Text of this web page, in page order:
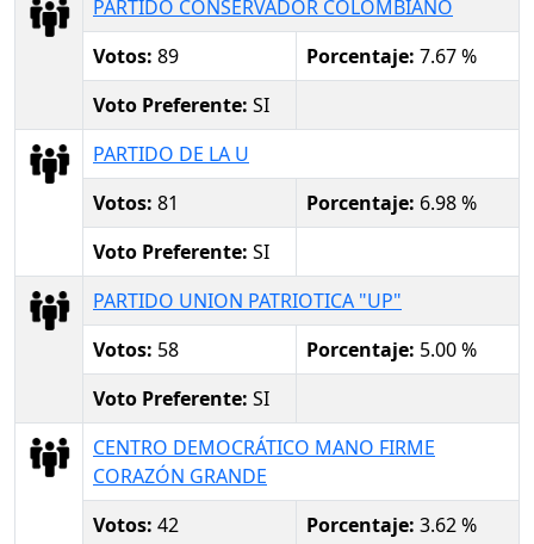
PARTIDO CONSERVADOR COLOMBIANO
Votos: 89 Porcentaje: 7.67 %
Voto Preferente: SI
PARTIDO DE LA U
Votos: 81 Porcentaje: 6.98 %
Voto Preferente: SI
PARTIDO UNION PATRIOTICA "UP"
Votos: 58 Porcentaje: 5.00 %
Voto Preferente: SI
CENTRO DEMOCRÁTICO MANO FIRME
CORAZÓN GRANDE
Votos: 42 Porcentaje: 3.62 %